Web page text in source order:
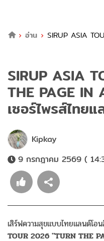
อ่าน
SIRUP ASIA
ASIA" เสิร์ฟ 2 เซอร์ไพรส์ไทย
SIRUP ASIA
THE PAGE IN
เซอร์ไพรส์ไทย
Kipkay
9 กรกฎาคม 2569 (
เสิร์ฟความสุขแบบไทยแลนด์โอ
TOUR 2026 "TURN THE